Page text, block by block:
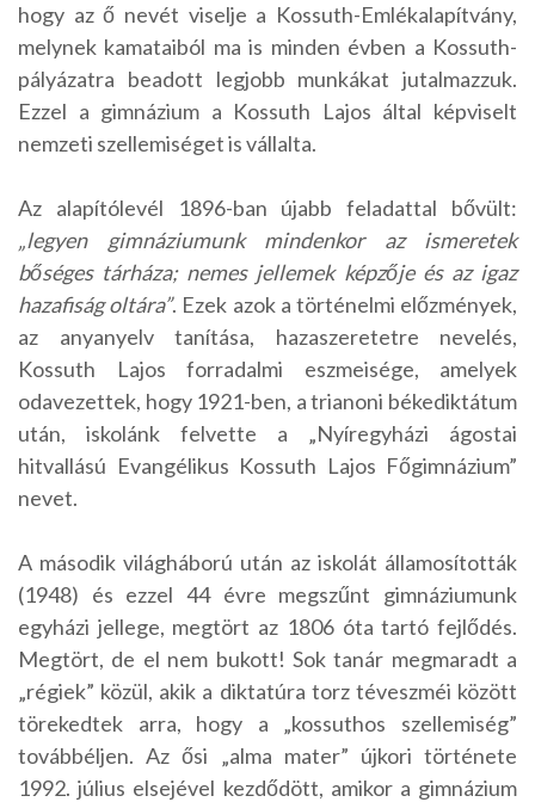
hogy az ő nevét viselje a Kossuth-Emlékalapítvány,
melynek kamataiból ma is minden évben a Kossuth-
pályázatra beadott legjobb munkákat jutalmazzuk.
Ezzel a gimnázium a Kossuth Lajos által képviselt
nemzeti szellemiséget is vállalta.
Az alapítólevél 1896-ban újabb feladattal bővült:
„legyen gimnáziumunk mindenkor az ismeretek
bőséges tárháza; nemes jellemek képzője és az igaz
hazafiság oltára”. Ezek azok a történelmi előzmények,
az anyanyelv tanítása, hazaszeretetre nevelés,
Kossuth Lajos forradalmi eszmeisége, amelyek
odavezettek, hogy 1921-ben, a trianoni békediktátum
után, iskolánk felvette a „Nyíregyházi ágostai
hitvallású Evangélikus Kossuth Lajos Főgimnázium”
nevet.
A második világháború után az iskolát államosították
(1948) és ezzel 44 évre megszűnt gimnáziumunk
egyházi jellege, megtört az 1806 óta tartó fejlődés.
Megtört, de el nem bukott! Sok tanár megmaradt a
„régiek” közül, akik a diktatúra torz téveszméi között
törekedtek arra, hogy a „kossuthos szellemiség”
továbbéljen. Az ősi „alma mater” újkori története
1992. július elsejével kezdődött, amikor a gimnázium